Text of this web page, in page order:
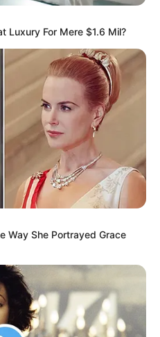
Luxury For Mere $1.6 Mil?
Way She Portrayed Grace